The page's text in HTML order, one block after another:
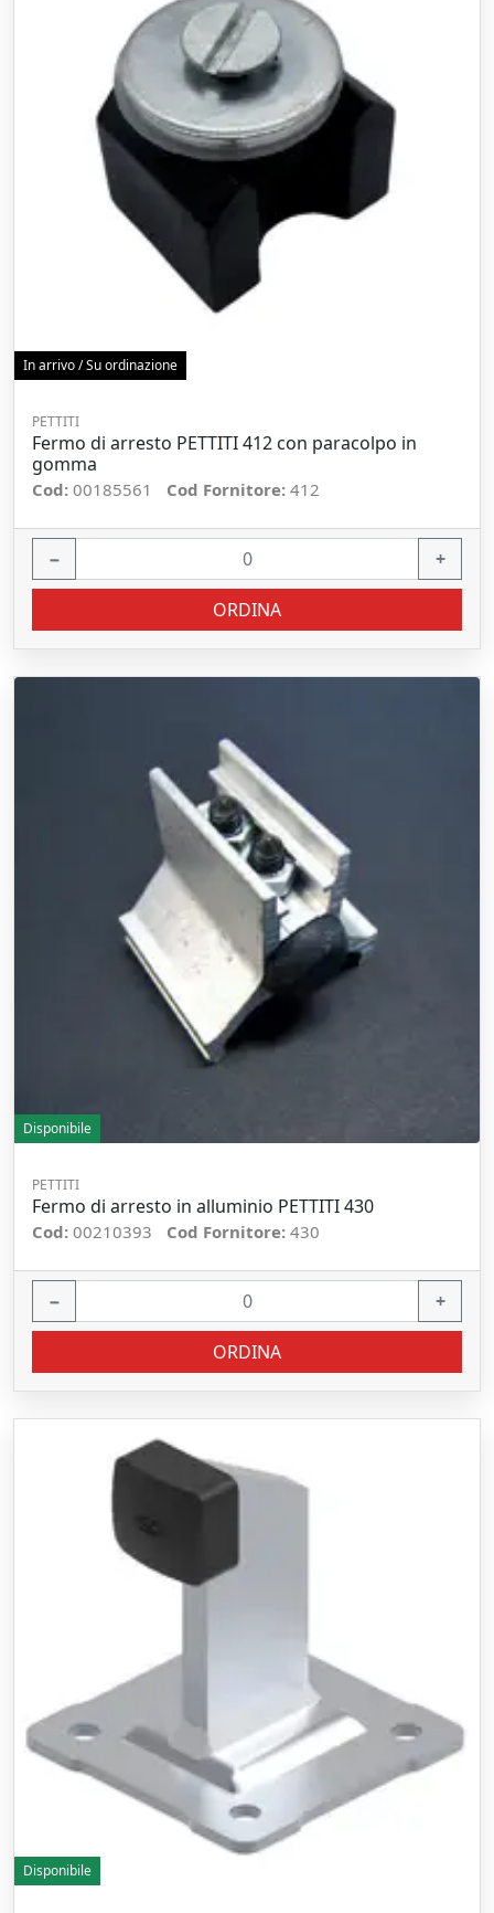
In arrivo / Su ordinazione
PETTITI
Fermo di arresto PETTITI 412 con paracolpo in
gomma
Cod: 00185561 Cod Fornitore: 412
− +
ORDINA
Disponibile
PETTITI
Fermo di arresto in alluminio PETTITI 430
Cod: 00210393 Cod Fornitore: 430
− +
ORDINA
Disponibile